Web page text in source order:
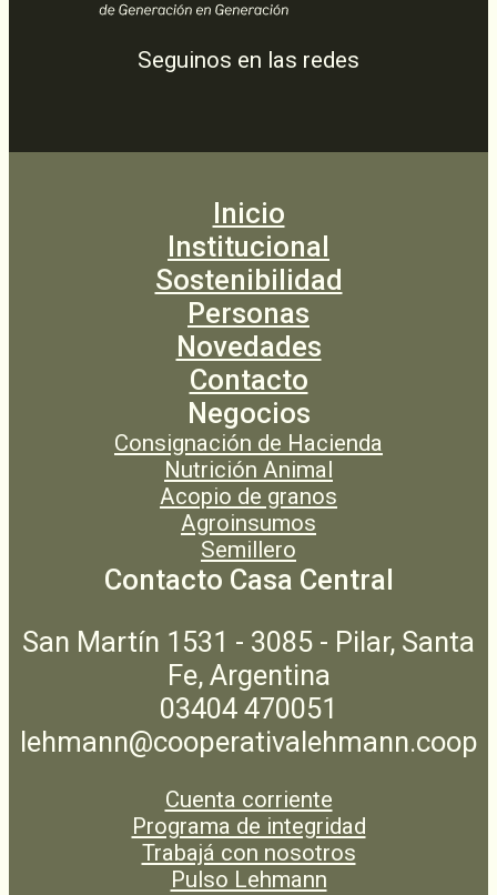
Seguinos en las redes
Inicio
Institucional
Sostenibilidad
Personas
Novedades
Contacto
Negocios
Consignación de Hacienda
Nutrición Animal
Acopio de granos
Agroinsumos
Semillero
Contacto Casa Central
San Martín 1531 - 3085 - Pilar, Santa
Fe, Argentina
03404 470051
lehmann@cooperativalehmann.coop
Cuenta corriente
Programa de integridad
Trabajá con nosotros
Pulso Lehmann